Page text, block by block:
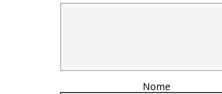
Nome